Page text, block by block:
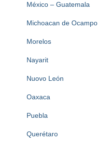
México – Guatemala
Michoacan de Ocampo
Morelos
Nayarit
Nuovo León
Oaxaca
Puebla
Querétaro